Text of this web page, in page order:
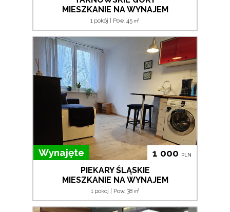
MIESZKANIE NA WYNAJEM
1 pokój | Pow. 45 m2
Wynajęte 1 000 PLN
PIEKARY ŚLĄSKIE
MIESZKANIE NA WYNAJEM
1 pokój | Pow. 38 m2